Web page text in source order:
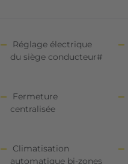
Réglage électrique
du siège conducteur#
Fermeture
centralisée
Climatisation
automatique bi-zones